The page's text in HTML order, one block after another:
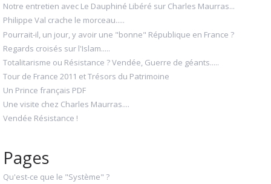
Notre entretien avec Le Dauphiné Libéré sur Charles Maurras...
Philippe Val crache le morceau.....
Pourrait-il, un jour, y avoir une "bonne" République en France ?
Regards croisés sur l'Islam.....
Totalitarisme ou Résistance ? Vendée, Guerre de géants.....
Tour de France 2011 et Trésors du Patrimoine
Un Prince français PDF
Une visite chez Charles Maurras....
Vendée Résistance !
Pages
Qu'est-ce que le "Système" ?